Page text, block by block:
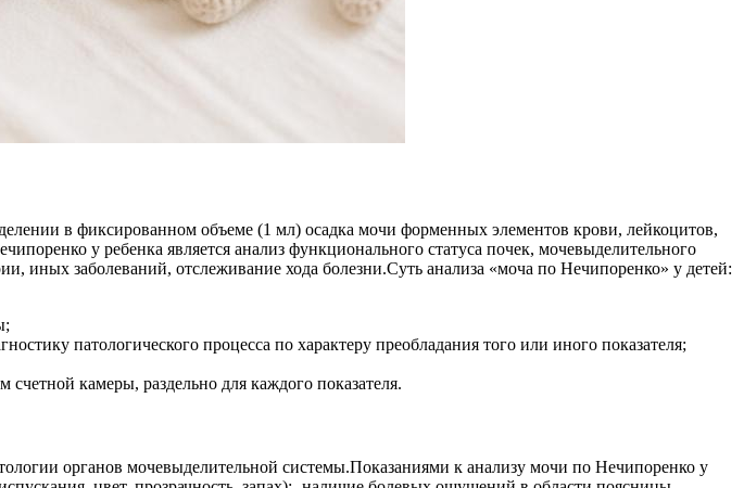
в фиксированном объеме (1 мл) осадка мочи форменных элементов крови, лейкоцитов,
у ребенка является анализ функционального статуса почек, мочевыделительного
иных заболеваний, отслеживание хода болезни.Суть анализа «моча по Нечипоренко» у детей:
патологического процесса по характеру преобладания того или иного показателя;
камеры, раздельно для каждого показателя.
органов мочевыделительной системы.Показаниями к анализу мочи по Нечипоренко у